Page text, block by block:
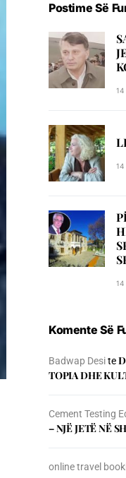
Postime Së
14
14
14
Komente Së
Badwap Desite
TOPIA DHE
Cement Testing
– NJЁ JETЁ NЁ
online travel